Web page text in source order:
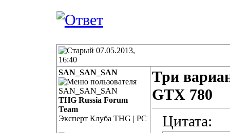
07.05.2013,
16:40
SAN_SAN_SAN
THG Russia Forum
Team
Эксперт Клуба THG | PC
Три
GTX 780
Цитата: